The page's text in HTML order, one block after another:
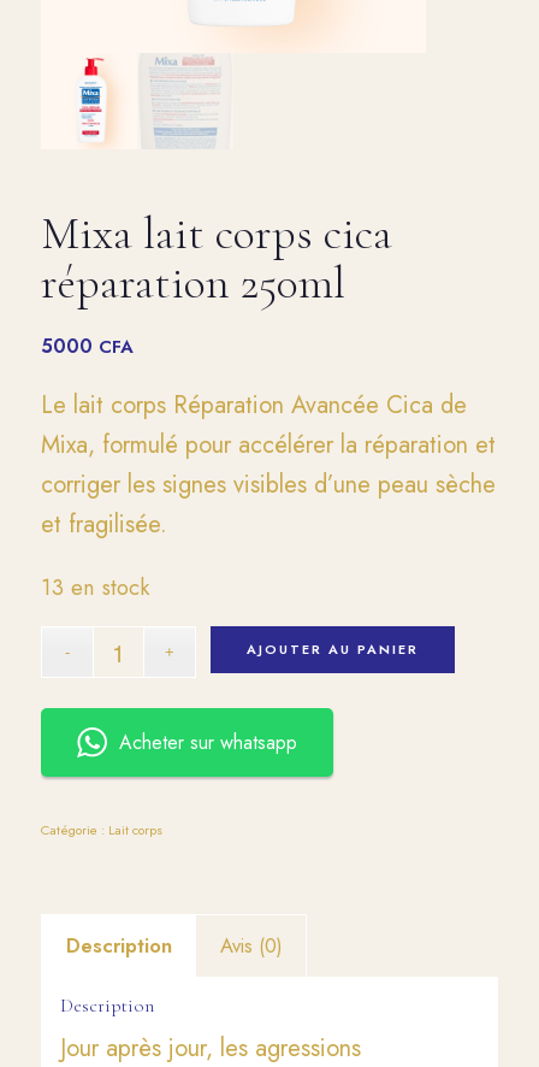
Mixa lait corps cica
réparation 250ml
5000 CFA
Le lait corps Réparation Avancée Cica de
Mixa, formulé pour accélérer la réparation et
corriger les signes visibles d’une peau sèche
et fragilisée.
13 en stock
AJOUTER AU PANIER
Acheter sur whatsapp
Catégorie : Lait corps
Description Avis (0)
Description
Jour après jour, les agressions